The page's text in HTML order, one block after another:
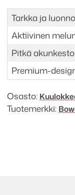
Tarkka ja
Aktiivinen
Pitkä akunkesto
Premium-
Osasto:
Tuotemerkki: